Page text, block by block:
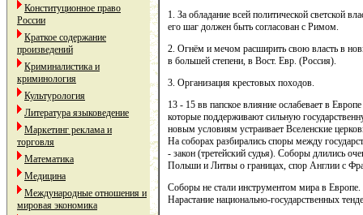
Конституционное право
России
Краткое содержание
произведений
Криминалистика и
криминология
Культурология
Литература языковедение
Маркетинг реклама и
торговля
Математика
Медицина
Международные отношения и
мировая экономика
1. За обладание всей политической светской
его шаг должен быть согласован с Римом.
2. Огнём и мечом расширить свою власть в
в большей степени, в Вост. Евр. (Россия).
3. Организация крестовых походов.
13 - 15 вв папское влияние ослабевает в
которые поддерживают сильную
новым условиям устраивает Вселенские
На соборах разбирались споры между
- закон (третейский судья). Соборы длились
Польши и Литвы о границах, спор Англии с
Соборы не стали инструментом мира в Европе.
Нарастание национально-государственных